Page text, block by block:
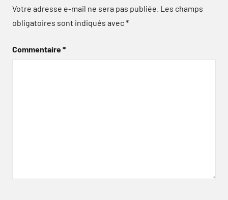
Votre adresse e-mail ne sera pas publiée. Les champs
obligatoires sont indiqués avec*
Commentaire*